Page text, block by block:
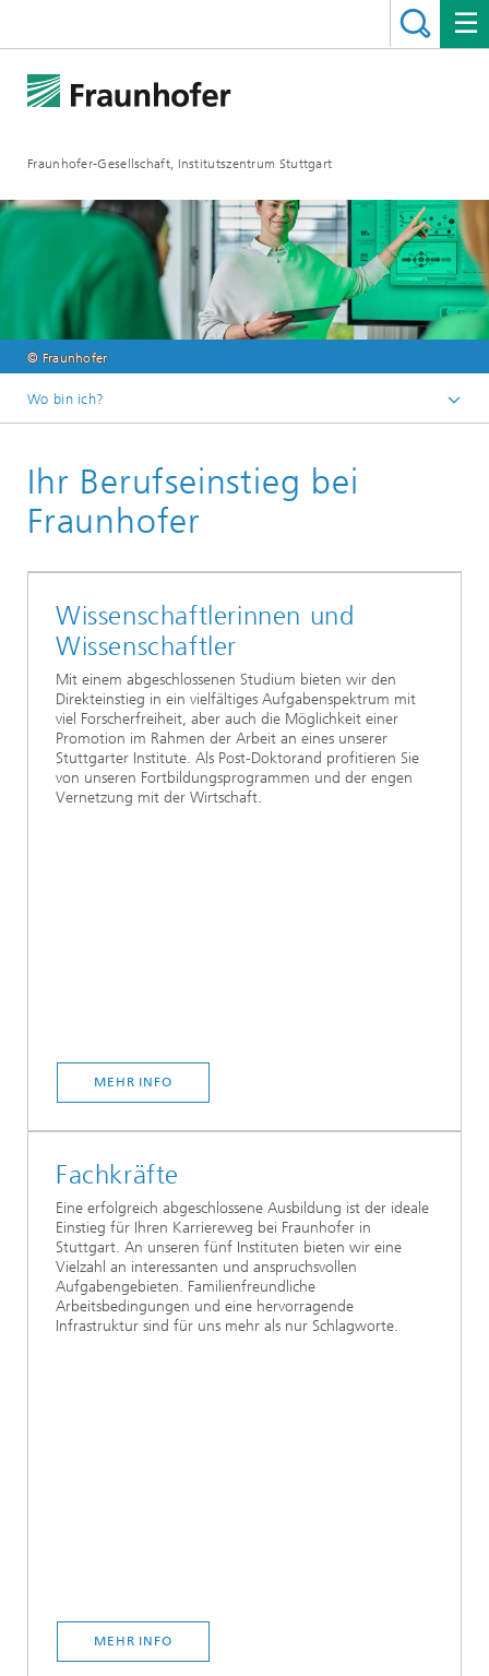
Fraunhofer-Gesellschaft, Institutszentrum Stuttgart
© Fraunhofer
Wo bin ich?
Jobs / Karriere
Ihr Berufseinstieg bei
Fraunhofer
Wissenschaftlerinnen und
Wissenschaftler
Mit einem abgeschlossenen Studium bieten wir den
Direkteinstieg in ein vielfältiges Aufgabenspektrum mit
viel Forscherfreiheit, aber auch die Möglichkeit einer
Promotion im Rahmen der Arbeit an eines unserer
Stuttgarter Institute. Als Post-Doktorand profitieren Sie
von unseren Fortbildungsprogrammen und der engen
Vernetzung mit der Wirtschaft.
MEHR INFO
Fachkräfte
Eine erfolgreich abgeschlossene Ausbildung ist der ideale
Einstieg für Ihren Karriereweg bei Fraunhofer in
Stuttgart. An unseren fünf Instituten bieten wir eine
Vielzahl an interessanten und anspruchsvollen
Aufgabengebieten. Familienfreundliche
Arbeitsbedingungen und eine hervorragende
Infrastruktur sind für uns mehr als nur Schlagworte.
MEHR INFO